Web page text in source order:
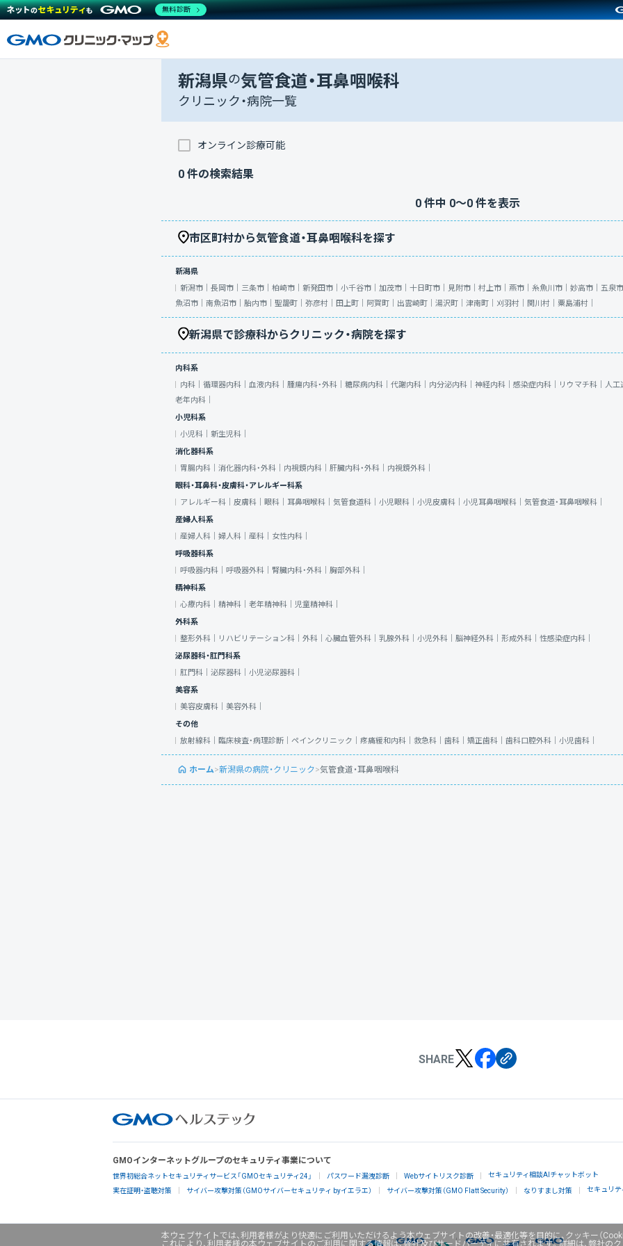
本ウェブサイトでは、利用者様がより快適にご利用いただけるよう本ウェブサイトの改善・最適化等を目的に、クッキー（
これにより、利用者様の本ウェブサイトのご利用に関する情報は、弊社及びサードパーティに共有されます。詳細は、弊社の
新潟県の気管食道・耳鼻咽喉科
クリニック・病院一覧
オンライン診療可能
0 件の検索結果
0件中 0〜0件を表示
市区町村から気管食道・耳鼻咽喉科を探す
新潟県
新潟市｜ 長岡市｜ 三条市｜ 柏崎市｜ 新発田市｜ 小千谷市｜ 加茂市｜ 十日町市｜ 見附市｜ 村上市｜ 燕市｜ 糸魚川市｜ 妙高市｜ 五泉市
魚沼市｜ 南魚沼市｜ 胎内市｜ 聖籠町｜ 弥彦村｜ 田上町｜ 阿賀町｜ 出雲崎町｜ 湯沢町｜ 津南町｜ 刈羽村｜ 関川村｜ 粟島浦村｜
新潟県で診療科からクリニック・病院を探す
内科系
内科｜ 循環器内科｜ 血液内科｜ 腫瘍内科・外科｜ 糖尿病内科｜ 代謝内科｜ 内分泌内科｜ 神経内科｜ 感染症内科｜ リウマチ科｜ 人工
老年内科｜
小児科系
小児科｜ 新生児科｜
消化器科系
胃腸内科｜ 消化器内科・外科｜ 内視鏡内科｜ 肝臓内科・外科｜ 内視鏡外科｜
眼科・耳鼻科・皮膚科・アレルギー科系
アレルギー科｜ 皮膚科｜ 眼科｜ 耳鼻咽喉科｜ 気管食道科｜ 小児眼科｜ 小児皮膚科｜ 小児耳鼻咽喉科｜ 気管食道・耳鼻咽喉科｜
産婦人科系
産婦人科｜ 婦人科｜ 産科｜ 女性内科｜
呼吸器科系
呼吸器内科｜ 呼吸器外科｜ 腎臓内科・外科｜ 胸部外科｜
精神科系
心療内科｜ 精神科｜ 老年精神科｜ 児童精神科｜
外科系
整形外科｜
リハビリテーション科｜ 外科｜ 心臓血管外科｜ 乳腺外科｜ 小児外科｜ 脳神経外科｜ 形成外科｜ 性感染症内科｜
泌尿器科・肛門科系
肛門科｜ 泌尿器科｜ 小児泌尿器科｜
美容系
美容皮膚科｜ 美容外科｜
その他
放射線科｜ 臨床検査・病理診断｜ ペインクリニック｜ 疼痛緩和内科｜ 救急科｜ 歯科｜ 矯正歯科｜ 歯科口腔外科｜ 小児歯科｜
ホーム>新潟県の病院・クリニック>気管食道・耳鼻咽喉科
SHARE
GMOインターネットグループのセキュリティ事業について
世界初総合ネットセキュリティサービス「GMOセキュリティ24」 パスワード漏洩診断 Webサイトリスク診断 セキュリティ相談AIチャットボット
実在証明・盗聴対策 サイバー攻撃対策（GMOサイバーセキュリティ byイエラエ） サイバー攻撃対策（GMO Flatt Security） なりすまし対策 セキュリテ
無料診断